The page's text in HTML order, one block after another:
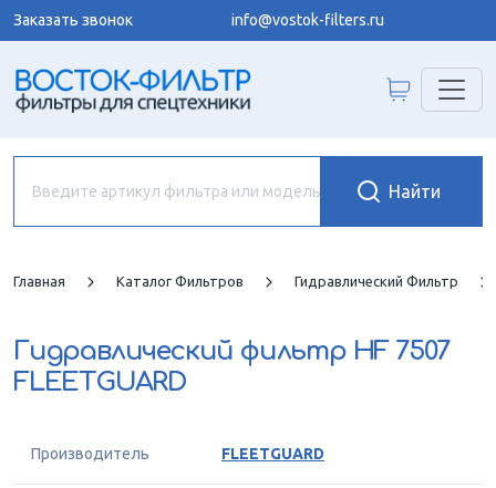
Заказать звонок info@vostok-filters.ru
Главная Каталог Фильтров Гидравлический Фильтр
Гидравлический фильтр HF 7507
FLEETGUARD
Производитель FLEETGUARD